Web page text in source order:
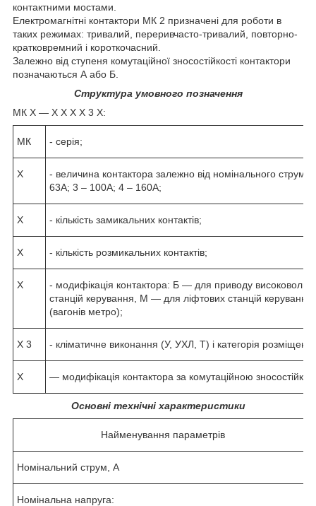
контактними мостами.
Електромагнітні контактори МК 2 призначені для роботи в
таких режимах: тривалий, переривчасто-тривалий, повторно-
кратковремний і короткочасний.
Залежно від ступеня комутаційної зносостійкості контактори
позначаються А або Б.
Структура умовного позначення
МК Х ― Х Х Х Х 3 Х:
МК - серія;
X
- величина контактора залежно від номінального
63А; 3 – 100А; 4 – 160А;
X - кількість замикальних контактів;
X - кількість розмикальних контактів;
X
- модифікація контактора: Б — для приводу
станцій керування, М — для ліфтових станцій
(вагонів метро);
X 3 - кліматичне виконання (У, УХЛ, Т) і категорія
X — модифікація контактора за комутаційною
Основні технічні характеристики
Найменування параметрів
Номінальний струм, А
Номінальна напруга: